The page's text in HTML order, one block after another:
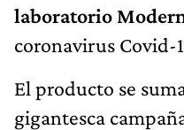
laboratorio
coronavirus Covid-
El producto se
gigantesca